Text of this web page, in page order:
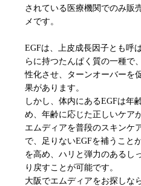
されている医療機関でのみ販
メです。
EGFは、上皮成長因子とも呼
らに持つたんぱく質の一種で
性化させ、ターンオーバーを
果があります。
しかし、体内にあるEGFは年
め、年齢に応じた正しいケア
エムディアを普段のスキンケ
で、足りないEGFを補うこと
を高め、ハリと弾力のあるし
り戻すことが可能です。
大阪でエムディアをお探しな